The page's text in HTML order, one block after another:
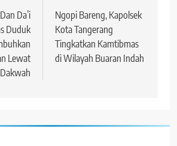
Da’i
Duduk
Lewat
Dakwah
Ngopi Bareng, Kapolsek
Kota Tangerang
Tingkatkan Kamtibmas
di Wilayah Buaran Indah